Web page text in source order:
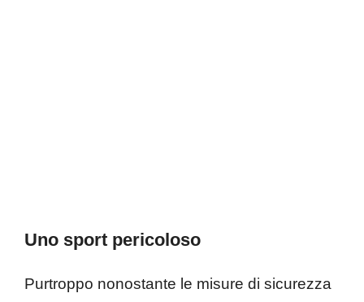
Uno sport pericoloso
Purtroppo nonostante le misure di sicurezza